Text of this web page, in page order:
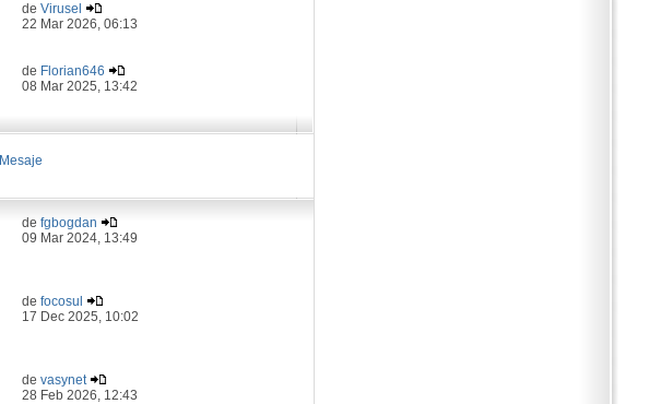
deVirusel
22 Mar 2026, 06:13
de Florian646
08 Mar 2025, 13:42
Mesaje
defgbogdan
09 Mar 2024, 13:49
defocosul
17 Dec 2025, 10:02
devasynet
28 Feb 2026, 12:43